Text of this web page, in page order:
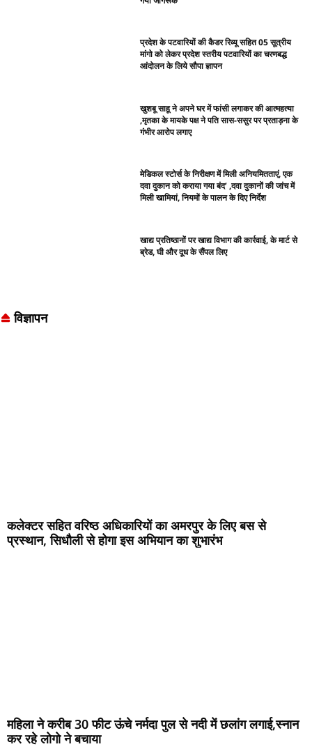
प्रदेश के पटवारियों की कैडर रिव्यू सहित 05 सूत्रीय
मांगो को लेकर प्रदेश स्तरीय पटवारियों का चरणबद्ध
आंदोलन के लिये सौपा ज्ञापन
खुशबू साहू ने अपने घर में फांसी लगाकर की आत्महत्या
,मृतका के मायके पक्ष ने पति सास-ससुर पर प्रताड़ना के
गंभीर आरोप लगाए
मेडिकल स्टोर्स के निरीक्षण में मिली अनियमितताएं, एक
दवा दुकान को कराया गया बंद’ ,दवा दुकानों की जांच में
मिली खामियां, नियमों के पालन के दिए निर्देश
खाद्य प्रतिष्ठानों पर खाद्य विभाग की कार्रवाई, के मार्ट से
ब्रेड, घी और दूध के सैंपल लिए
विज्ञापन
कलेक्टर सहित वरिष्ठ अधिकारियों का अमरपुर के लिए बस से
प्रस्थान, सिधौली से होगा इस अभियान का शुभारंभ
महिला ने करीब 30 फीट ऊंचे नर्मदा पुल से नदी में छलांग लगाई,स्नान
कर रहे लोगो ने बचाया